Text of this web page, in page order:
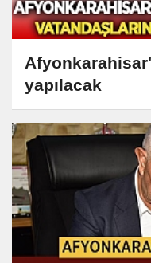
yapılacak